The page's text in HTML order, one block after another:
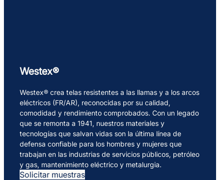
Westex®
Westex® crea telas resistentes a las llamas y a los arcos
eléctricos (FR/AR), reconocidas por su calidad,
comodidad y rendimiento comprobados. Con un legado
que se remonta a 1941, nuestros materiales y
tecnologías que salvan vidas son la última línea de
defensa confiable para los hombres y mujeres que
trabajan en las industrias de servicios públicos, petróleo
y gas, mantenimiento eléctrico y metalurgia.
Solicitar muestras